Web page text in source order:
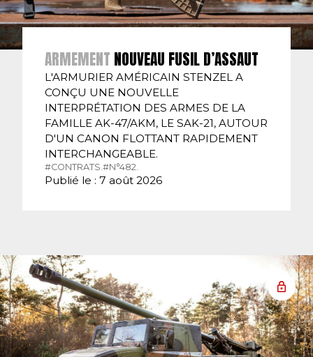
ARMEMENT NOUVEAU FUSIL D’ASSAUT
L'ARMURIER AMÉRICAIN STENZEL A
CONÇU UNE NOUVELLE
INTERPRÉTATION DES ARMES DE LA
FAMILLE AK-47/AKM, LE SAK-21, AUTOUR
D'UN CANON FLOTTANT RAPIDEMENT
INTERCHANGEABLE.
#CONTRATS.#N°482.
Publié le : 7 août 2026